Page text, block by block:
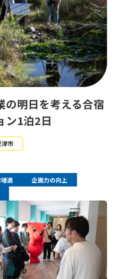
の明日を考える合宿
ン1泊2日
市
進
企画力の向上